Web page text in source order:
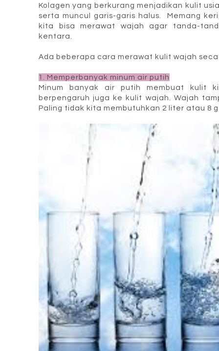
Kolagen yang berkurang menjadikan kulit
serta muncul garis-garis halus. Memang
kita bisa merawat wajah agar tanda-
kentara.
Ada beberapa cara merawat kulit wajah
1. Memperbanyak minum air putih
Minum banyak air putih membuat kulit
berpengaruh juga ke kulit wajah. Wajah
Paling tidak kita membutuhkan 2 liter atau 8